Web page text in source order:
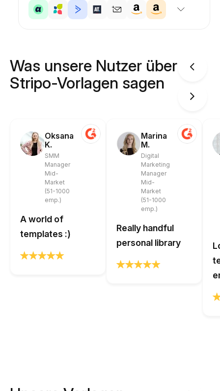
Was unsere Nutzer über
Stripo-Vorlagen sagen
Oksana
K.
SMM
Manager
Mid-
Market
(51-1000
emp.)
A world of
templates :)
Marina
M.
Digital
Marketing
Manager
Mid-
Market
(51-1000
emp.)
Really handful
personal library